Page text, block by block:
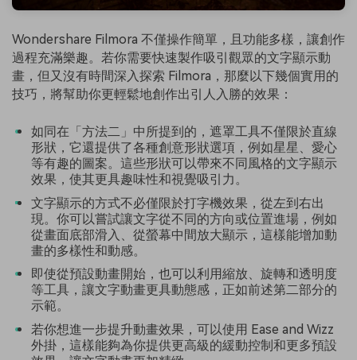
Wondershare Filmora 不僅操作簡單，且功能多樣，讓創作
過程充滿樂趣。若你需要快速製作吸引觀眾的文字顯示動
畫，但又沒有時間深入探索 Filmora，那麼以下幾個實用的
技巧，將幫助你更輕鬆地創作出引人入勝的效果：
如同在「方法二」中所提到的，遮罩工具不僅限於直線
形狀，它還提供了各種創意形狀選項，例如星星、愛心
等有趣的圖案。這些形狀可以帶來不同風格的文字顯示
效果，使其更具趣味性和視覺吸引力。
文字顯示的方式不必僅限於打字機效果，從左到右出
現。你可以嘗試讓文字從不同的方向或位置進場，例如
從畫面底部滑入、從螢幕中間放大顯示，這樣能增加動
畫的多樣性和動感。
即使從預設動畫開始，也可以利用縮放、旋轉和透明度
等工具，讓文字動畫更具動態感，正如前述第二部分的
示範。
若你想進一步提升動畫效果，可以使用 Ease and Wizz
外掛，這樣能夠為你提供更高級的緩動控制和更多預設